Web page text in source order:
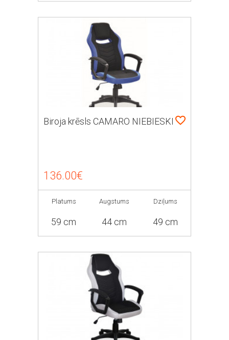
Biroja krēsls CAMARO NIEBIESKI
136.00€
Platums
59 cm
Augstums
44 cm
Dziļums
49 cm